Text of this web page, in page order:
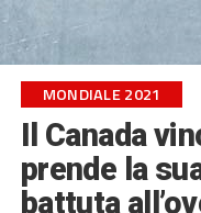
MONDIALE 2021
Il Canada
prende la
battuta